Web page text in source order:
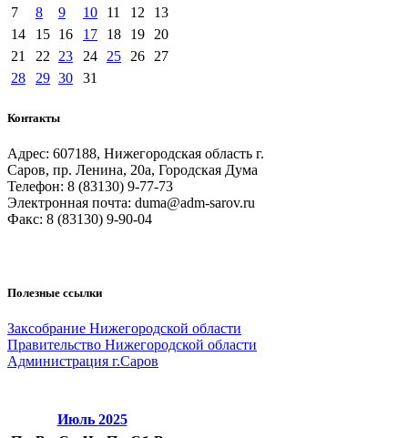
7
8 9 10 11 12
13
14
15 16 17 18 19
20
21
22 23 24 25 26
27
28
29 30 31
Контакты
Адрес: 607188, Нижегородская область г.
Саров, пр. Ленина, 20а, Городская Дума
Телефон: 8 (83130) 9-77-73
Электронная почта: duma@adm-sarov.ru
Факс: 8 (83130) 9-90-04
Полезные ссылки
Закcобрание Нижегородской области
Правительство Нижегородской области
Администрация г.Саров
Июль 2025